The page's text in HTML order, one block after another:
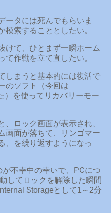
ータには死んでもらいま
模索することとしたい。
けて、ひとまず一瞬ホーム
て作戦を立て直したい。
しまうと基本的には復活で
のソフト（今回は
）を使ってリカバリーモー
、ロック画面が表示され、
画面が落ちて、リンゴマー
、を繰り返すようになっ
不幸中の幸いで、PCにつ
してロックを解除した瞬間
Storageとして1～2分